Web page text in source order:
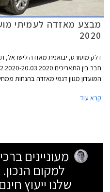
מבצע מאזדה לעמיתי
2020
דלק מוטורס, יבואנית מאזדה לישראל,
המועדון מגוון דגמי מאזדה בהנחות
ליס. המבצע יתקיים בכל אולמות
קרא עוד
מעוניינים
למקום
שלנו ייעוץ